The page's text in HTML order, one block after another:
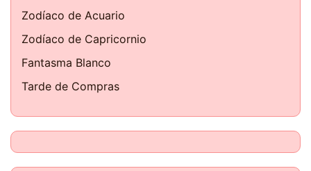
Zodíaco de Acuario
Zodíaco de Capricornio
Fantasma Blanco
Tarde de Compras